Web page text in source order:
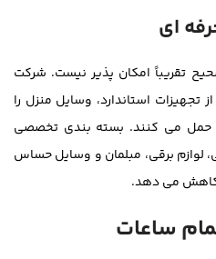
ای
تقریباً امکان پذیر نیست. شرکت
تجهیزات استاندارد، وسایل منزل را
حمل می کنند. بسته بندی تخصصی
برقی، مبلمان و وسایل حساس
کاهش می دهد.
ساعات